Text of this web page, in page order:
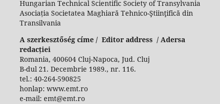
Hungarian Technical Scientific Society of Transylvania
Asociația Societatea Maghiară Tehnico-Ştiinţifică din
Transilvania
A szerkesztőség címe / Editor address / Adersa
redacției
Romania, 400604 Cluj-Napoca, Jud. Cluj
B-dul 21. Decembrie 1989., nr. 116.
tel.: 40-264-590825
honlap: www.emt.ro
e-mail: emt@emt.ro